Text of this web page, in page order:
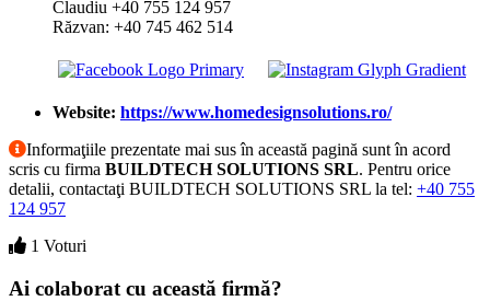
Claudiu +40 755 124 957
Răzvan: +40 745 462 514
Website: https://www.homedesignsolutions.ro/
Informaţiile prezentate mai sus în această pagină sunt în acord
scris cu firma BUILDTECH SOLUTIONS SRL. Pentru orice
detalii, contactaţi BUILDTECH SOLUTIONS SRL la tel: +40 755
124 957
1 Voturi
Ai colaborat cu această firmă?